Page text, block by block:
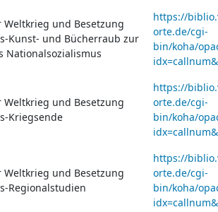
Weltkrieg und Besetzung
Kunst- und Bücherraub zur
Nationalsozialismus
https://
orte.de/cgi-
bin/koha/
Weltkrieg und Besetzung
Kriegsende
https://
orte.de/cgi-
bin/koha/
Weltkrieg und Besetzung
Regionalstudien
https://
orte.de/cgi-
bin/koha/